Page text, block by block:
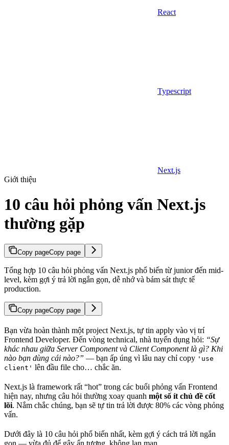
React
Typescript
Next.js
Giới thiệu
10 câu hỏi phỏng vấn Next.js
thường gặp
Copy pageCopy page
Tổng hợp 10 câu hỏi phỏng vấn Next.js phổ biến từ junior đến mid-
level, kèm gợi ý trả lời ngắn gọn, dễ nhớ và bám sát thực tế
production.
Copy pageCopy page
Bạn vừa hoàn thành một project Next.js, tự tin apply vào vị trí
Frontend Developer. Đến vòng technical, nhà tuyển dụng hỏi: “Sự
khác nhau giữa Server Component và Client Component là gì? Khi
nào bạn dùng cái nào?” — bạn ấp úng vì lâu nay chỉ copy 'use
client' lên đầu file cho… chắc ăn.
Next.js là framework rất “hot” trong các buổi phỏng vấn Frontend
hiện nay, nhưng câu hỏi thường xoay quanh một số ít chủ đề cốt
lõi. Nắm chắc chúng, bạn sẽ tự tin trả lời được 80% các vòng phỏng
vấn.
Dưới đây là 10 câu hỏi phổ biến nhất, kèm gợi ý cách trả lời ngắn